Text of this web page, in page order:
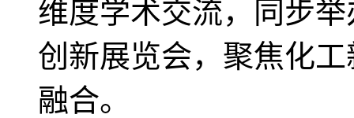
维度学术交流，同步
创新展览会，聚焦化
融合。